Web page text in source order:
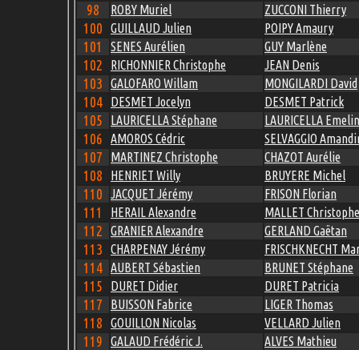
98 ROBY Muriel ZUCCONI Thierry
100 GUILLAUD Julien POIPY Amaury
101 SENES Aurélien GUY Marlène
102 RICHONNIER Christophe JEAN Denis
103 GALOFARO Willam MONGILARDI David
104 DESMET Jocelyn DESMET Patrick
105 LAURICELLA Stéphane LAURICELLA
106 AMOROS Cédric SELVAGGIO
107 MARTINEZ Christophe CHAZOT Aurélie
108 HENRIET Willy BRUYERE Michel
110 JACQUET Jérémy FRISON Florian
111 HERAIL Alexandre MALLET Christophe
112 GRANIER Alexandre GERLAND Gaëtan
113 CHARPENAY Jérémy FRISCHKNECHT
114 AUBERT Sébastien BRUNET Stéphane
115 DURET Didier DURET Patricia
117 BUISSON Fabrice LIGER Thomas
118 GOUILLON Nicolas VELLARD Julien
119 GALAUD Frédéric J. ALVES Mathieu